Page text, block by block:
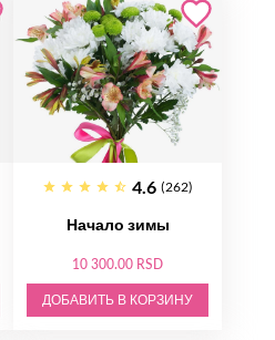
4.6 (262)
Начало зимы
10 300.00 RSD
ДОБАВИТЬ В КОРЗИНУ